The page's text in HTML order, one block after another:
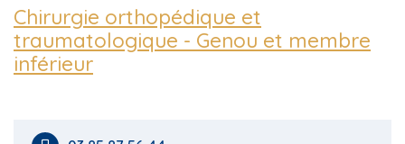
Chirurgie orthopédique et
traumatologique - Genou et membre
inférieur